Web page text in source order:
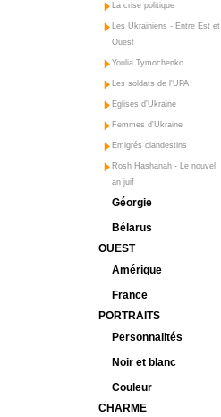
La crise politique
Les Ukrainiens - Entre Est et
Ouest
Youlia Tymochenko
Les soldats de l'UPA
Eglises d'Ukraine
Femmes d'Ukraine
Emigrés clandestins
Rosh Hashanah - Le nouvel
an juif
Géorgie
Bélarus
OUEST
Amérique
France
PORTRAITS
Personnalités
Noir et blanc
Couleur
CHARME